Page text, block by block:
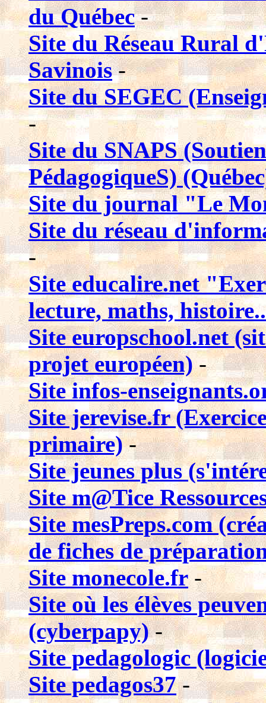
du Québec-
Site du Réseau Rural
Savinois-
Site du SEGEC
-
Site du SNAPS
PédagogiqueS)
Site du journal "Le
Site du réseau
-
Site educalire.net
lecture, maths,
Site europschool.net
projet européen)-
Site infos-
Site jerevise.fr
primaire)-
Site jeunes plus
Site m@Tice
Site mesPreps.com
de fiches de
Site monecole.fr-
Site où les élèves
(cyberpapy)-
Site pedagologic
Site pedagos37-